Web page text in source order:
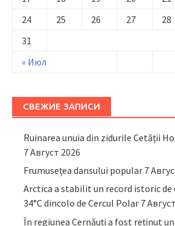
« Июл
24
25 26 27 28
31
СВЕЖИЕ ЗАПИСИ
Ruinarea unuia din zidurile Cetății
7 Август 2026
Frumusețea dansului popular 7
Arctica a stabilit un record istoric de
34°C dincolo de Cercul Polar 7
În regiunea Cernăuți a fost reținut